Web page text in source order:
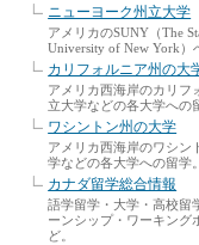
ニューヨーク州立大学
アメリカのSUNY（The
University of New York）
カリフォルニア州の大
アメリカ西海岸のカリフ
立大学などの各大学への
ワシントン州の大学
アメリカ西海岸のワシン
学などの各大学への留学。
カナダ留学総合情報
語学留学・大学・高校留
ーンシップ・ワーキング
ど。